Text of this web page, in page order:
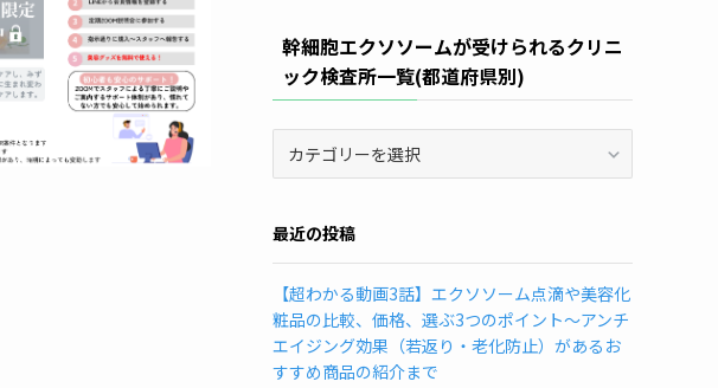
幹細胞エクソソームが受けられるクリニ
ック検査所一覧(都道府県別)
ク
ソ
ソ
ー
ム
が
最近の投稿
【超わかる動画3話】エクソソーム点滴や美容化
粧品の比較、価格、選ぶ3つのポイント～アンチ
エイジング効果（若返り・老化防止）があるお
すすめ商品の紹介まで